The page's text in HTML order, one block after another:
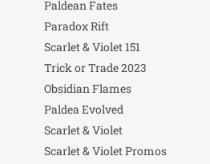
Paldean Fates
Paradox Rift
Scarlet & Violet 151
Trick or Trade 2023
Obsidian Flames
Paldea Evolved
Scarlet & Violet
Scarlet & Violet Promos